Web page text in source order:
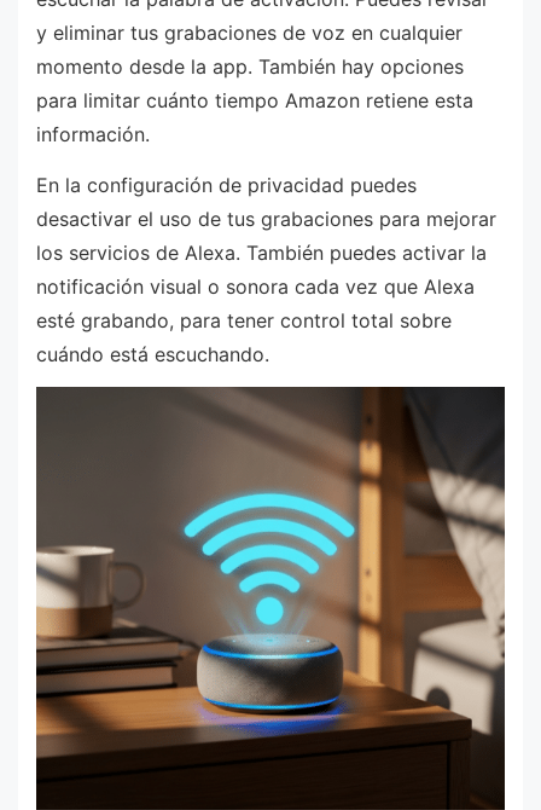
y eliminar tus grabaciones de voz en cualquier
momento desde la app. También hay opciones
para limitar cuánto tiempo Amazon retiene esta
información.
En la configuración de privacidad puedes
desactivar el uso de tus grabaciones para mejorar
los servicios de Alexa. También puedes activar la
notificación visual o sonora cada vez que Alexa
esté grabando, para tener control total sobre
cuándo está escuchando.